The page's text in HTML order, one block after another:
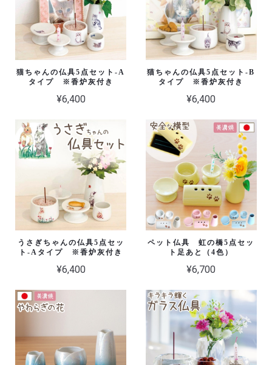
猫ちゃんの仏具5点セット-A
タイプ ※香炉灰付き
¥6,400
猫ちゃんの仏具5点セット-B
タイプ ※香炉灰付き
¥6,400
うさぎちゃんの仏具5点セッ
ト-Aタイプ ※香炉灰付き
¥6,400
ペット仏具 虹の橋5点セッ
ト足あと（4色）
¥6,700